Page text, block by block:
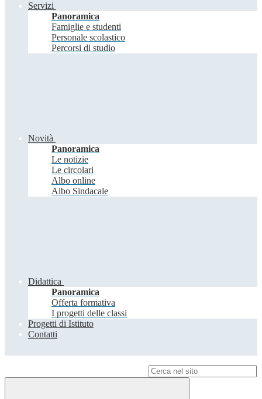
Servizi
Panoramica
Famiglie e studenti
Personale scolastico
Percorsi di studio
Novità
Panoramica
Le notizie
Le circolari
Albo online
Albo Sindacale
Didattica
Panoramica
Offerta formativa
I progetti delle classi
Progetti di Istituto
Contatti